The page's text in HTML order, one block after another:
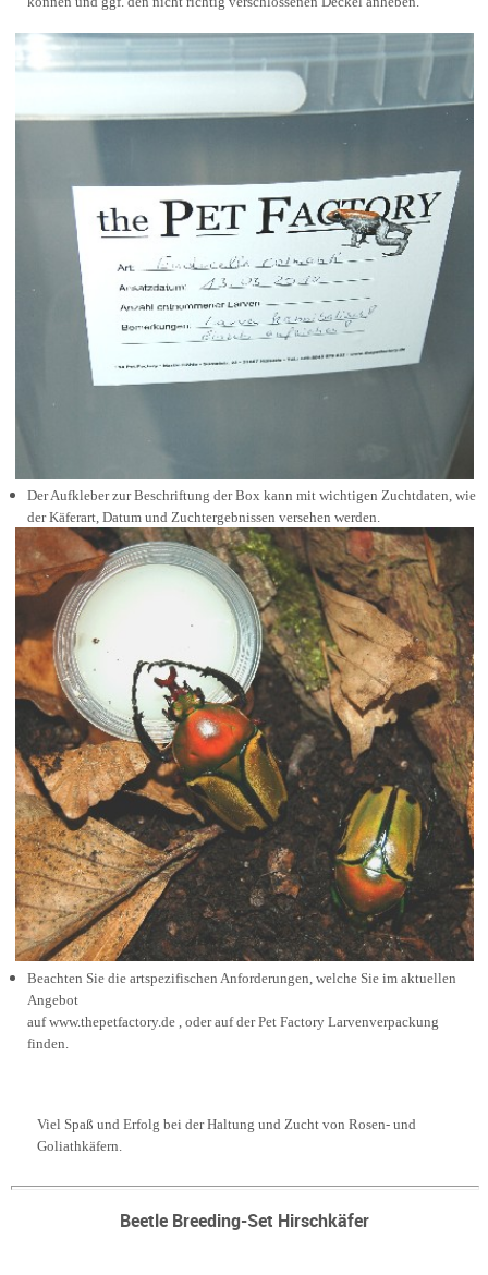
Der Aufkleber zur Beschriftung der Box kann mit wichtigen Zuchtdaten, wie
der Käferart, Datum und Zuchtergebnissen versehen werden.
Beachten Sie die artspezifischen Anforderungen, welche Sie im aktuellen
Angebot
auf www.thepetfactory.de , oder auf der Pet Factory Larvenverpackung
finden.
Viel Spaß und Erfolg bei der Haltung und Zucht von Rosen- und
Goliathkäfern.
Beetle Breeding-Set Hirschkäfer